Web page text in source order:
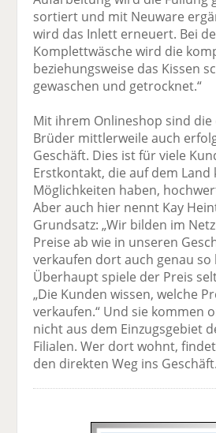
sortiert und mit Neuware
wird das Inlett erneuert. Bei
Komplettwäsche wird die
beziehungsweise das Kissen
gewaschen und getrocknet.“
Mit ihrem Onlineshop sind
Brüder mittlerweile auch
Geschäft. Dies ist für viele
Erstkontakt, die auf dem Land
Möglichkeiten haben,
Aber auch hier nennt Kay
Grundsatz: „Wir bilden im
Preise ab wie in unseren
verkaufen dort auch genau so
Überhaupt spiele der Preis
„Die Kunden wissen, welche
verkaufen.“ Und sie kommen
nicht aus dem Einzugsgebiet
Filialen. Wer dort wohnt,
den direkten Weg ins Geschäft.